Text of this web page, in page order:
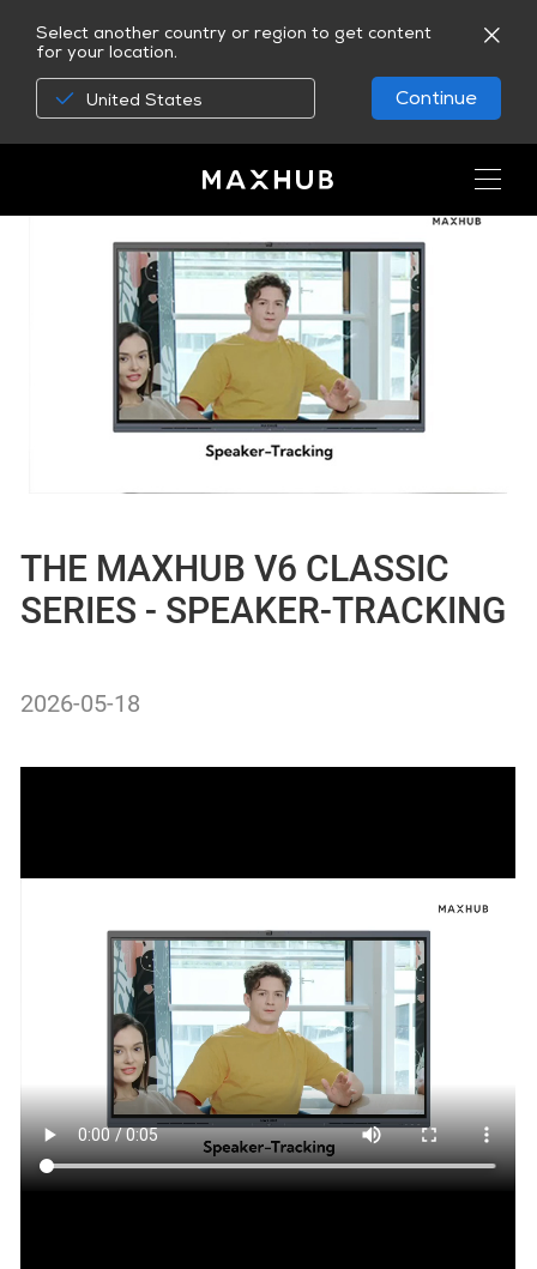
Select another country or region to get content
for your location.
United States Continue
THE MAXHUB V6 CLASSIC
SERIES - SPEAKER-TRACKING
2026-05-18